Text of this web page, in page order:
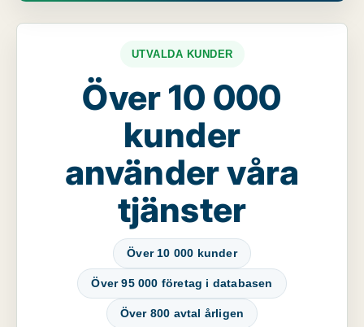
UTVALDA KUNDER
Över 10 000
kunder
använder våra
tjänster
Över 10 000 kunder
Över 95 000 företag i databasen
Över 800 avtal årligen